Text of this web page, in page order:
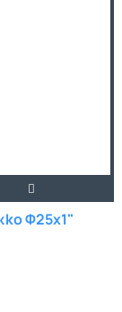
Ф25х1"